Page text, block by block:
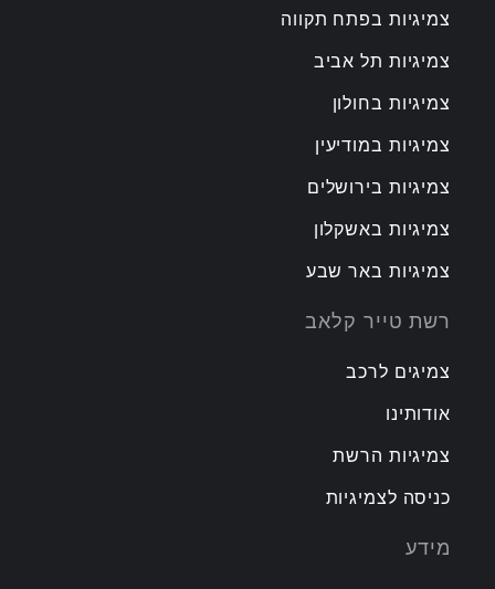
צמיגיות בפתח תקווה
צמיגיות תל אביב
צמיגיות בחולון
צמיגיות במודיעין
צמיגיות בירושלים
צמיגיות באשקלון
צמיגיות באר שבע
רשת טייר קלאב
צמיגים לרכב
אודותינו
צמיגיות הרשת
כניסה לצמיגיות
מידע